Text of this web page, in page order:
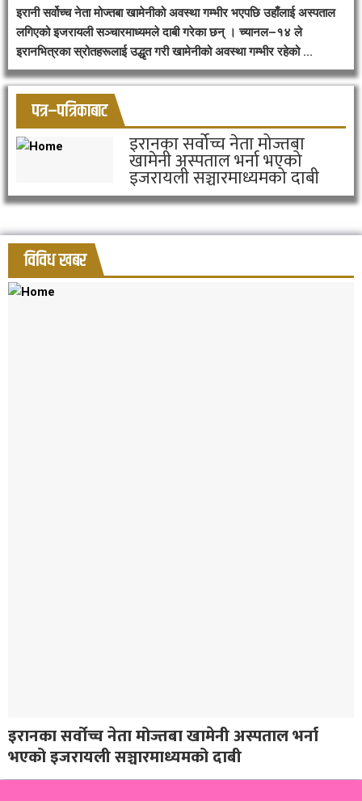
इरानी सर्वोच्च नेता मोज्तबा खामेनीको अवस्था गम्भीर भएपछि उहाँलाई अस्पताल
लगिएको इजरायली सञ्चारमाध्यमले दाबी गरेका छन् । च्यानल–१४ ले
इरानभित्रका स्रोतहरूलाई उद्धृत गरी खामेनीको अवस्था गम्भीर रहेको ...
पत्र–पत्रिकाबाट
इरानका सर्वोच्च नेता मोज्तबा
खामेनी अस्पताल भर्ना भएको
इजरायली सञ्चारमाध्यमको दाबी
विविध खबर
इरानका सर्वोच्च नेता मोज्तबा खामेनी अस्पताल भर्ना
भएको इजरायली सञ्चारमाध्यमको दाबी